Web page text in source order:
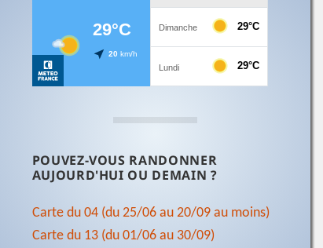
POUVEZ-VOUS RANDONNER
AUJOURD'HUI OU DEMAIN ?
Carte du 04 (du 25/06 au 20/09 au moins)
Carte du 13 (du 01/06 au 30/09)